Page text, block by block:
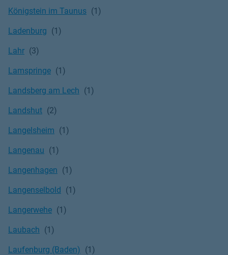
Königstein im Taunus
Ladenburg
Lahr
Lamspringe
Landsberg am Lech
Landshut
Langelsheim
Langenau
Langenhagen
Langenselbold
Langerwehe
Laubach
Laufenburg (Baden)